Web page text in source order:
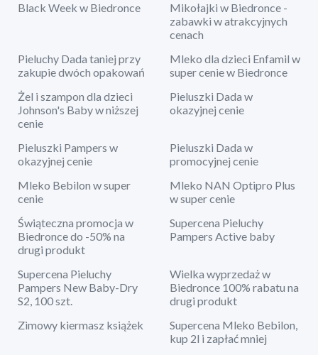
Black Week w Biedronce
Mikołajki w Biedronce -
zabawki w atrakcyjnych
cenach
Pieluchy Dada taniej przy
zakupie dwóch opakowań
Mleko dla dzieci Enfamil w
super cenie w Biedronce
Żel i szampon dla dzieci
Johnson's Baby w niższej
cenie
Pieluszki Dada w
okazyjnej cenie
Pieluszki Pampers w
okazyjnej cenie
Pieluszki Dada w
promocyjnej cenie
Mleko Bebilon w super
cenie
Mleko NAN Optipro Plus
w super cenie
Świąteczna promocja w
Biedronce do -50% na
drugi produkt
Supercena Pieluchy
Pampers Active baby
Supercena Pieluchy
Pampers New Baby-Dry
S2, 100 szt.
Wielka wyprzedaż w
Biedronce 100% rabatu na
drugi produkt
Zimowy kiermasz książek
Supercena Mleko Bebilon,
kup 2l i zapłać mniej